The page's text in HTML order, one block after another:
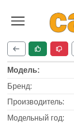
Модель:
Бренд:
Производитель:
Модельный год: